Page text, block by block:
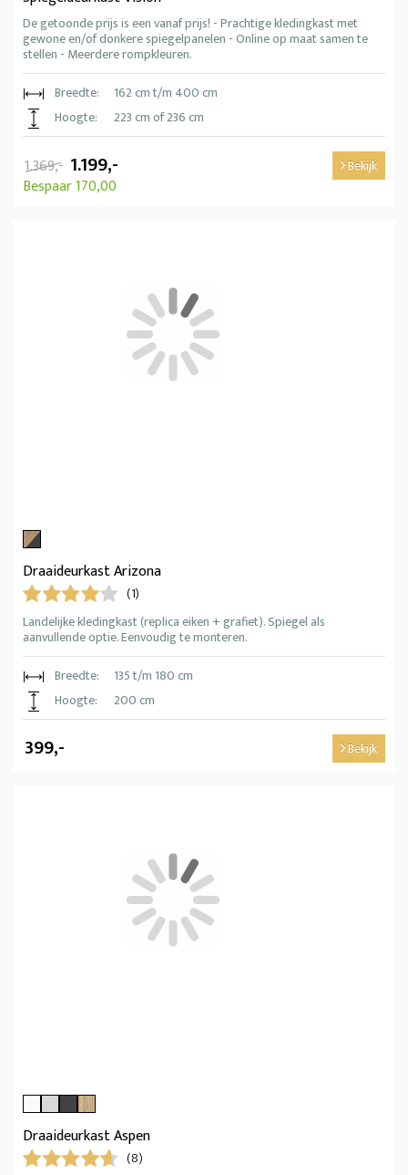
De getoonde prijs is een vanaf prijs! - Prachtige kledingkast met
gewone en/of donkere spiegelpanelen - Online op maat samen te
stellen - Meerdere rompkleuren.
Breedte:
162 cm t/m 400 cm
Hoogte:
223 cm of 236 cm
1.369,- 1.199,-
Bespaar 170,00
Bekijk
Draaideurkast Arizona
(1)
Landelijke kledingkast (replica eiken + grafiet). Spiegel als
aanvullende optie. Eenvoudig te monteren.
Breedte:
135 t/m 180 cm
Hoogte:
200 cm
399,- Bekijk
Draaideurkast Aspen
(8)